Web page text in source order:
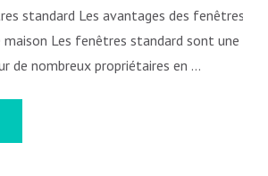
standard Les avantages des fenêtres
Les fenêtres standard sont une
de nombreux propriétaires en …